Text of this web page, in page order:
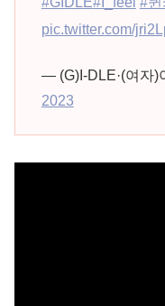
pic.twitter.com/
— (G)I-DLE·(여자)
2023